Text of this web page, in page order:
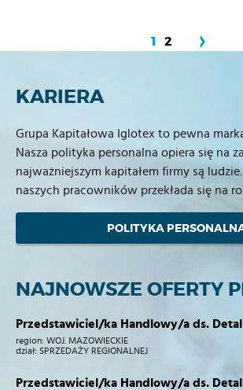
STRONY 1 2
KARIERA
Grupa Kapitałowa Iglotex to pewna
Nasza polityka personalna opiera się na
najważniejszym kapitałem firmy są
naszych pracowników przekłada się na
POLITYKA
NAJNOWSZE OFERTY
Przedstawiciel/ka Handlowy/a ds.
region: WOJ. MAZOWIECKIE
dział: SPRZEDAŻY REGIONALNEJ
Przedstawiciel/ka Handlowy/a ds.